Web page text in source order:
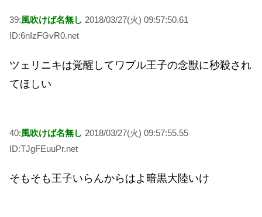
39:風吹けば名無し 2018/03/27(火) 09:57:50.61
ID:6nIzFGvR0.net
ツェリニキは覚醒してワブル王子の念獣に秒殺され
てほしい
40:風吹けば名無し 2018/03/27(火) 09:57:55.55
ID:TJgFEuuPr.net
そもそも王子いらんからはよ暗黒大陸いけ